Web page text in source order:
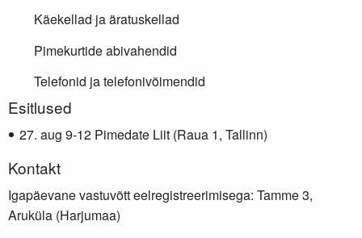
Käekellad ja äratuskellad
Pimekurtide abivahendid
Telefonid ja telefonivõimendid
Lisainfo
Esitlused
aug 9-12 Pimedate Liit (Raua 1, Tallinn)
Kontakt
Igapäevane vastuvõtt eelregistreerimisega: Tamme 3,
Aruküla (Harjumaa)